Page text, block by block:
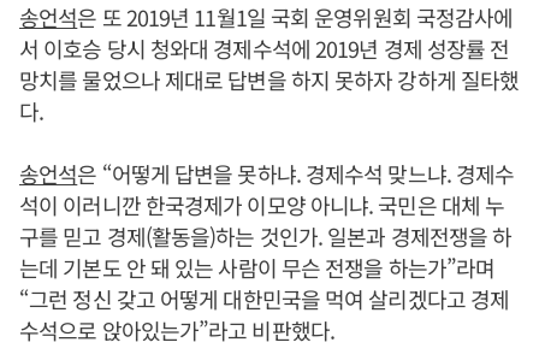
송언석은 또 2019년 11월1일 국회 운영위원회 국정감사에
서 이호승 당시 청와대 경제수석에 2019년 경제 성장률 전
망치를 물었으나 제대로 답변을 하지 못하자 강하게 질타했
다.
송언석은 “어떻게 답변을 못하냐. 경제수석 맞느냐. 경제수
석이 이러니깐 한국경제가 이모양 아니냐. 국민은 대체 누
구를 믿고 경제(활동을)하는 것인가. 일본과 경제전쟁을 하
는데 기본도 안 돼 있는 사람이 무슨 전쟁을 하는가”라며
“그런 정신 갖고 어떻게 대한민국을 먹여 살리겠다고 경제
수석으로 앉아있는가”라고 비판했다.